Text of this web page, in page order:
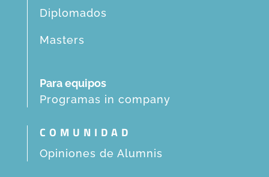
Diplomados
Masters
Para equipos
Programas in company
COMUNIDAD
Opiniones de Alumnis